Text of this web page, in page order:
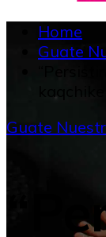
Home
Guate
Guate